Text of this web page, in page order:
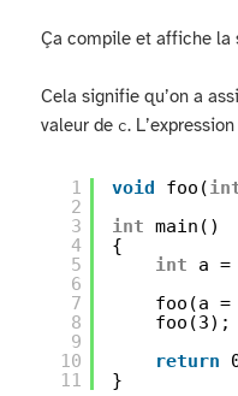
Ça compile et affiche la
Cela signifie qu’on a
valeur de c.
1
2
3
4
5
6
7
8
9
10
11
void foo(
int main()
{
int
a
foo(a
foo(3);
return
}